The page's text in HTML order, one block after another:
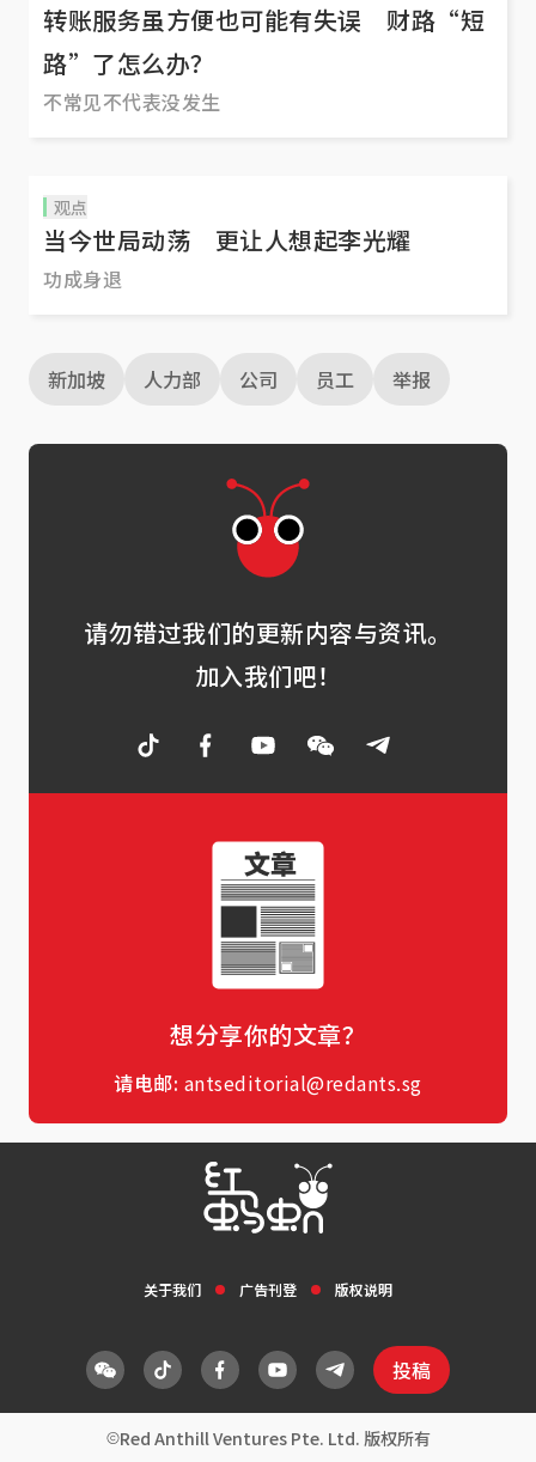
转账服务虽方便也可能有失误 财路“短
路”了怎么办？
不常见不代表没发生
观点
当今世局动荡 更让人想起李光耀
功成身退
新加坡 人力部 公司 员工 举报
请勿错过我们的更新内容与资讯。
加入我们吧！
想分享你的文章？
请电邮: antseditorial@redants.sg
关于我们 广告刊登 版权说明
投稿
Red Anthill Ventures Pte. Ltd. 版权所有